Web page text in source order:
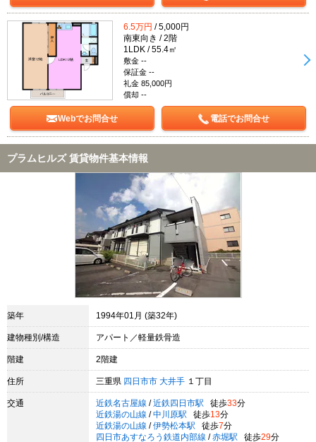
6.5万円 / 5,000円
南東向き / 2階
1LDK / 55.4㎡
敷金 --
保証金 --
礼金 85,000円
償却 --
Webでお問合せ 電話でお問合せ
プラムヒルズ 賃貸物件基本情報
築年 1994年01月 (築32年)
建物種別/構造 アパート／軽量鉄骨造
階建 2階建
住所 三重県 四日市市 大井手 １丁目
交通 近鉄名古屋線 / 近鉄四日市駅 徒歩33分
近鉄湯の山線 / 中川原駅 徒歩13分
近鉄湯の山線 / 伊勢松本駅 徒歩7分
四日市あすなろう鉄道内部線 / 赤堀駅 徒歩29分